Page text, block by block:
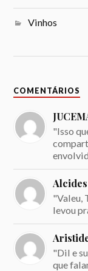
Vinhos
COMENTÁRIOS
"Isso
"Valeu,
levou
"Dil e
que